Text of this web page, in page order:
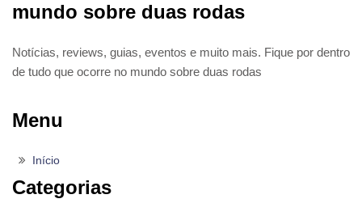
mundo sobre duas rodas
Notícias, reviews, guias, eventos e muito mais. Fique por dentro
de tudo que ocorre no mundo sobre duas rodas
Menu
Início
Categorias